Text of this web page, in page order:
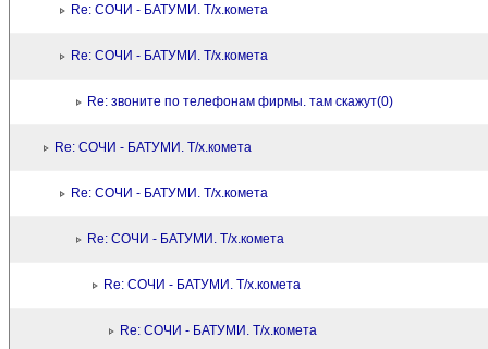
Re: СОЧИ - БАТУМИ. Т/х.комета
Re: СОЧИ - БАТУМИ. Т/х.комета
Re: звоните по телефонам фирмы. там скажут(0)
Re: СОЧИ - БАТУМИ. Т/х.комета
Re: СОЧИ - БАТУМИ. Т/х.комета
Re: СОЧИ - БАТУМИ. Т/х.комета
Re: СОЧИ - БАТУМИ. Т/х.комета
Re: СОЧИ - БАТУМИ. Т/х.комета